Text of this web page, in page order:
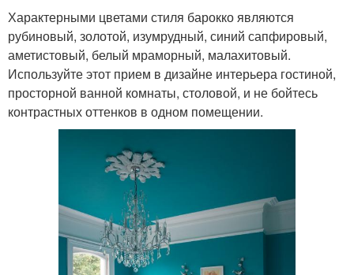
Характерными цветами стиля барокко являются
рубиновый, золотой, изумрудный, синий сапфировый,
аметистовый, белый мраморный, малахитовый.
Используйте этот прием в дизайне интерьера гостиной,
просторной ванной комнаты, столовой, и не бойтесь
контрастных оттенков в одном помещении.